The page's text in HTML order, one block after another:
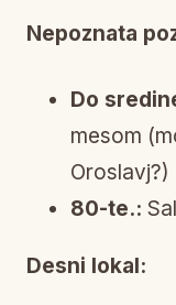
Nepoznata
Do
mesom
Oroslavj?)
80-te.:
Desni lokal: